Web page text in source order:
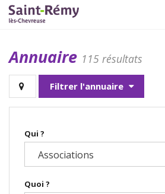
Gestion des traceurs
Annuaire 115 résultats
Filtrer l'annuaire
Qui ?
Quoi ?